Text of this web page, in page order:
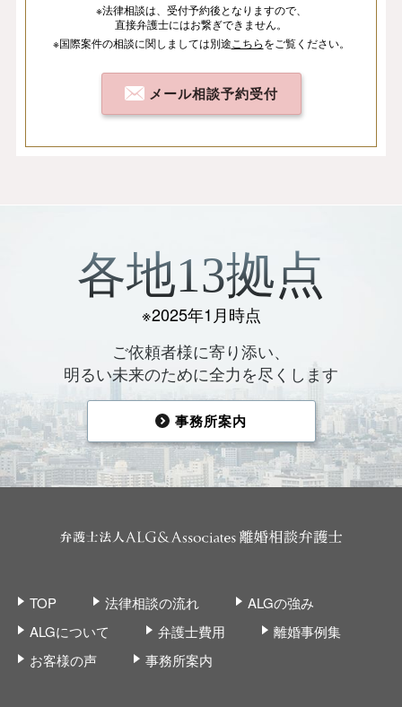
※法律相談は、 受付予約後となりますので、
直接弁護士にはお繋ぎできません。
※国際案件の相談に関しましては別途 こちらをご覧ください。
メール相談予約受付
各地13拠点
※2025年1月時点
ご依頼者様に寄り添い、
明るい未来のために全力を尽くします
事務所案内
TOP 法律相談の流れ
ALGの強み
ALGについて
弁護士費用
離婚事例集
お客様の声
事務所案内